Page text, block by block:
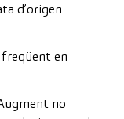
d’origen
freqüent en
no